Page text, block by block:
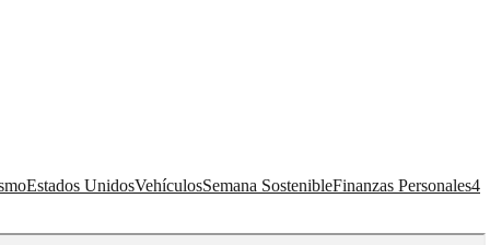
Estados UnidosVehículosSemana SostenibleFinanzas Personales4